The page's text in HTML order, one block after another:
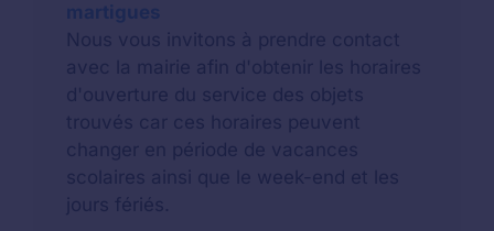
martigues
Nous vous invitons à prendre contact
avec la mairie afin d'obtenir les horaires
d'ouverture du service des objets
trouvés car ces horaires peuvent
changer en période de vacances
scolaires ainsi que le week-end et les
jours fériés.